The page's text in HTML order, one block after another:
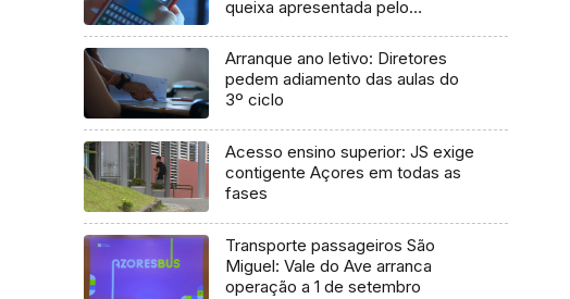
queixa apresentada pelo
Arranque ano letivo: Diretores
pedem adiamento das aulas do
3º ciclo
Acesso ensino superior: JS exige
contigente Açores em todas as
fases
Transporte passageiros São
Miguel: Vale do Ave arranca
operação a 1 de setembro